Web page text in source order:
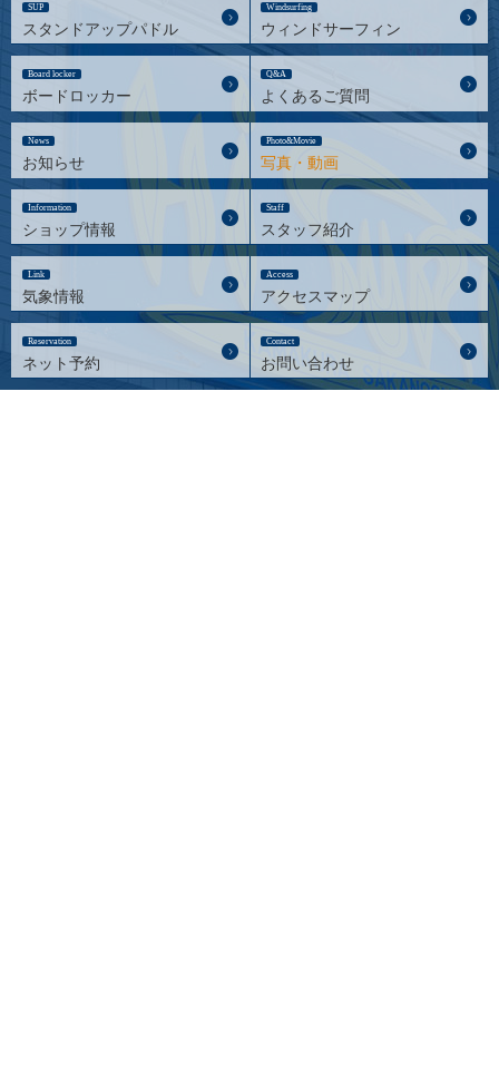
SUP
スタンドアップパドル
Windsurfing
ウィンドサーフィン
Board locker
ボードロッカー
Q&A
よくあるご質問
News
お知らせ
Photo&Movie
写真・動画
Information
ショップ情報
Staff
スタッフ紹介
Link
気象情報
Access
アクセスマップ
Reservation
ネット予約
Contact
お問い合わせ